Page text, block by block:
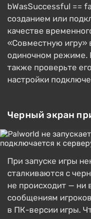
bWasSuccessful ==
созданием или
качестве
«Совместную игру»
одиночном режиме.
также проверьте
настройки
Черный экран
При запуске игры
сталкиваются с
не происходит — ни
сообщениям
в ПК-версии игры.